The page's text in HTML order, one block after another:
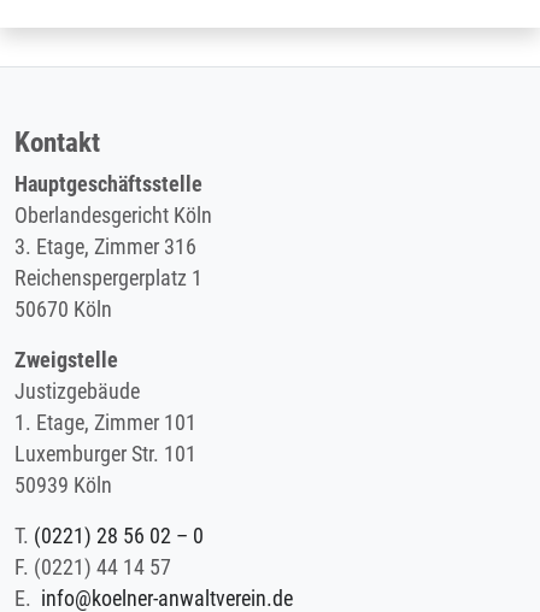
Kontakt
Hauptgeschäftsstelle
Oberlandesgericht Köln
3. Etage, Zimmer 316
Reichenspergerplatz 1
50670 Köln
Zweigstelle
Justizgebäude
1. Etage, Zimmer 101
Luxemburger Str. 101
50939 Köln
T. (0221) 28 56 02 – 0
F. (0221) 44 14 57
E. info@koelner-anwaltverein.de